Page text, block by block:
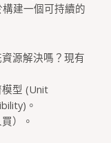
建一個可持續的
源解決嗎？現有
型 (Unit
。
）。